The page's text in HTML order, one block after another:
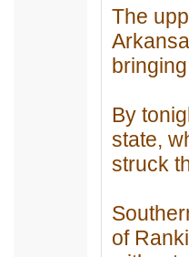
The
By
state,
struck
of